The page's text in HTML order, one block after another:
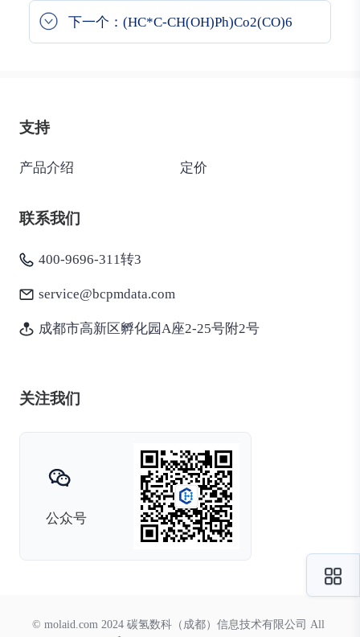
下一个：(HC*C-CH(OH)Ph)Co2(CO)6
支持
产品介绍 定价
联系我们
400-9696-311转3
service@bcpmdata.com
成都市高新区孵化园A座2-25号附2号
关注我们
公众号
© molaid.com 2024 碳氢数科（成都）信息技术有限公司 All